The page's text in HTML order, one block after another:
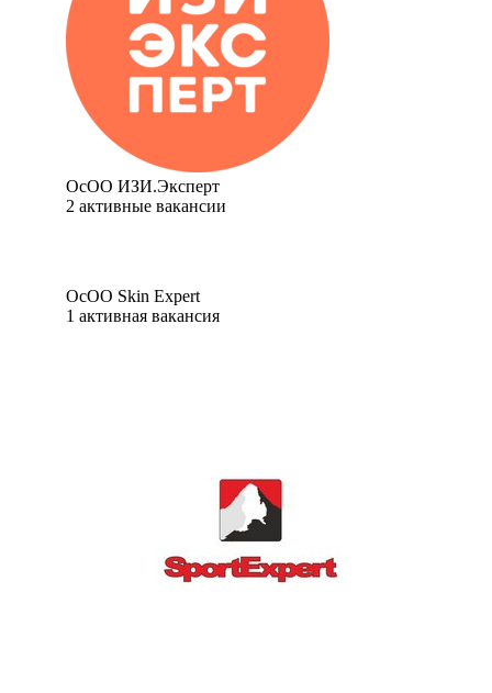
ОсОО ИЗИ.Эксперт
2 активные вакансии
ОсОО Skin Expert
1 активная вакансия